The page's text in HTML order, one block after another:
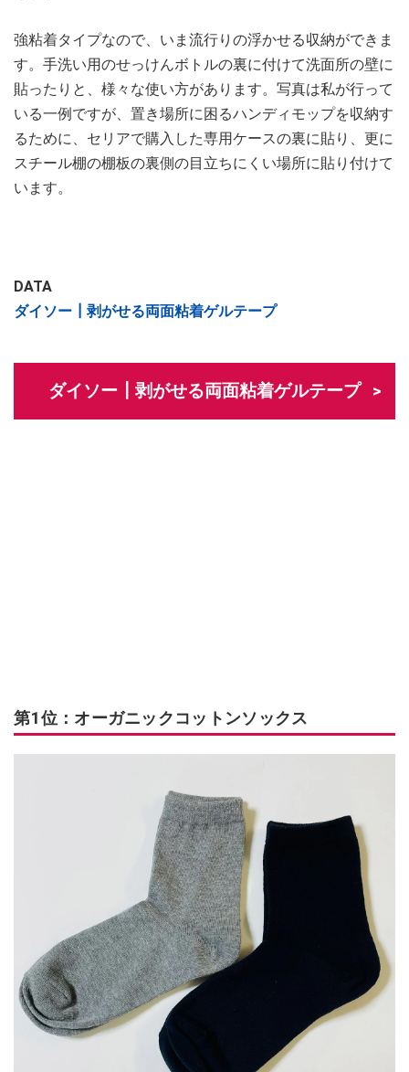
強粘着タイプなので、いま流行りの浮かせる収納ができま
す。手洗い用のせっけんボトルの裏に付けて洗面所の壁に
貼ったりと、様々な使い方があります。写真は私が行って
いる一例ですが、置き場所に困るハンディモップを収納す
るために、セリアで購入した専用ケースの裏に貼り、更に
スチール棚の棚板の裏側の目立ちにくい場所に貼り付けて
います。
DATA
ダイソー┃剥がせる両面粘着ゲルテープ
ダイソー┃剥がせる両面粘着ゲルテープ
第1位：オーガニックコットンソックス